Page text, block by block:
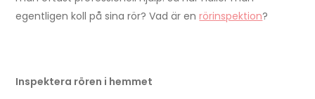
egentligen koll på sina rör? Vad är enrörinspektion?
Inspektera rören i hemmet